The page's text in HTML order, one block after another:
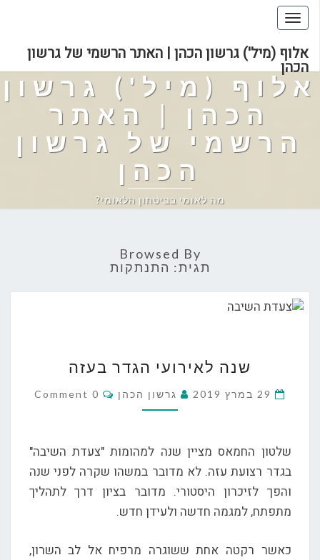
Toggle
navigation
אלוף (מיל') גרשון הכהן | האתר הרשמי של גרשון
הכהן
אלוף (מיל') גרשון
הכהן | האתר
הרשמי של גרשון
הכהן
מה לאומי בביטחון הלאומי?
Browsed By
תגית: התנתקות
לאירועי
בעזה
שנה לאירועי הגדר בעזה
29 במרץ 2019 גרשון הכהן Comments
0 Comment
שלטון החמאס מציין שנה למהומות "צעדת השיבה"
בגדר רצועת עזה. לא מדובר במשהו שקרה לפני שנה
והפך לזיכרון היסטורי. מדובר בציון דרך לתהליך
מתפתח, למגמה חדשה ולעידן חדש.
כאשר רקטה אחת ששוגרה מרפיח אל לב השרון,